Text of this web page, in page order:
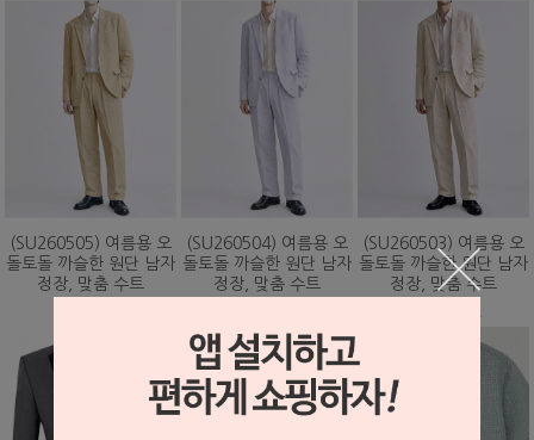
(SU260505) 여름용 오
돌토돌 까슬한 원단 남자
정장, 맞춤 수트
(SU260504) 여름용 오
돌토돌 까슬한 원단 남자
정장, 맞춤 수트
(SU260503) 여름용 오
돌토돌 까슬한 원단 남자
정장, 맞춤 수트